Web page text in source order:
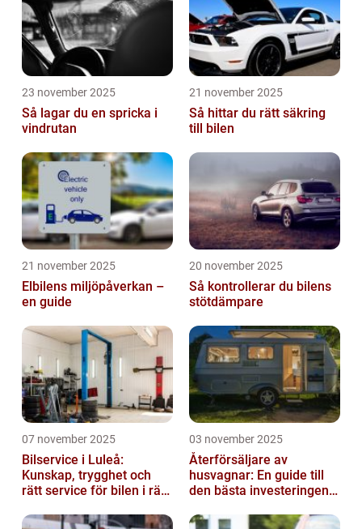
23 november 2025
Så lagar du en spricka i
vindrutan
21 november 2025
Så hittar du rätt säkring
till bilen
21 november 2025
Elbilens miljöpåverkan –
en guide
20 november 2025
Så kontrollerar du bilens
stötdämpare
07 november 2025
Bilservice i Luleå:
Kunskap, trygghet och
rätt service för bilen i rätt
03 november 2025
Återförsäljare av
husvagnar: En guide till
den bästa investeringen